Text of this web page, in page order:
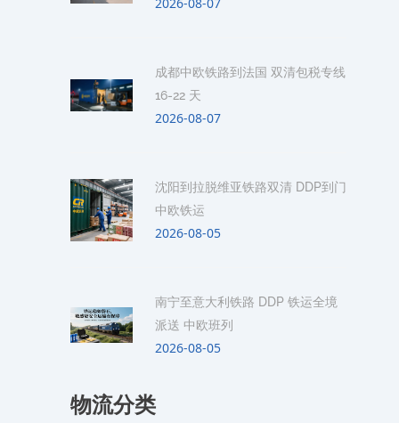
成都中欧铁路到法国 双清包税专线
16-22 天
2026-08-07
沈阳到拉脱维亚铁路双清 DDP到门
中欧铁运
2026-08-05
南宁至意大利铁路 DDP 铁运全境
派送 中欧班列
2026-08-05
物流分类